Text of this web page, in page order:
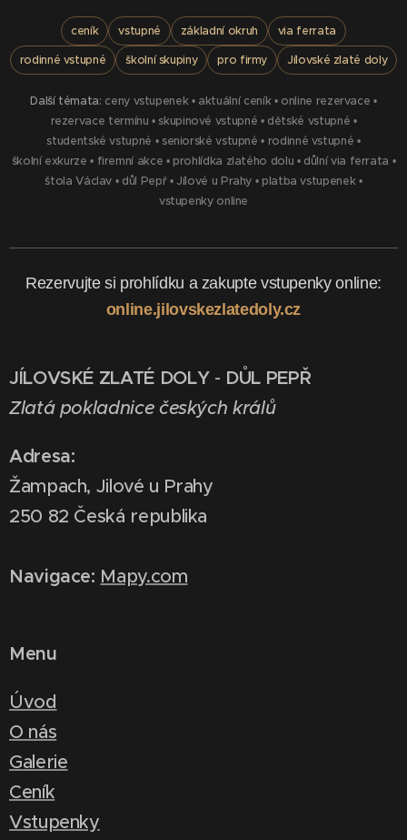
ceník vstupné základní okruh via ferrata
rodinné vstupné školní skupiny pro firmy Jílovské zlaté doly
Další témata: ceny vstupenek• aktuální ceník• online rezervace •
rezervace termínu • skupinové vstupné • dětské vstupné •
studentské vstupné • seniorské vstupné • rodinné vstupné •
školní exkurze • firemní akce • prohlídka zlatého dolu • důlní via ferrata •
štola Václav • důl Pepř• Jílové u Prahy • platba vstupenek•
vstupenky online
Rezervujte si prohlídku a zakupte vstupenky online:
online.jilovskezlatedoly.cz
JÍLOVSKÉ ZLATÉ DOLY- DŮL PEPŘ
Zlatá pokladnice českých králů
Adresa:
Žampach, Jilové u Prahy
250 82 Česká republika
Navigace: Mapy.com
Menu
Úvod
O nás
Galerie
Ceník
Vstupenky